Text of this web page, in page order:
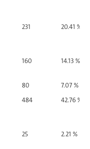
231 20.41 %
160 14.13 %
80
7.07 %
484 42.76 %
25 2.21 %